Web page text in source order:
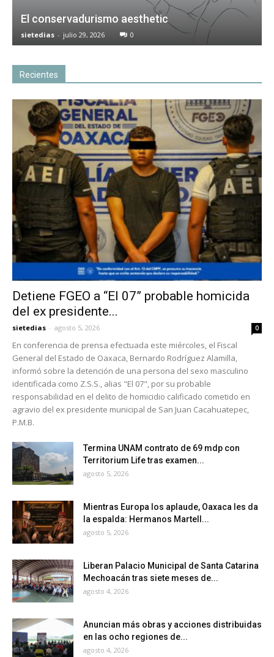
El conservadurismo aesthetic
sietedias - julio 29, 2026 0
Recientes
Detiene FGEO a “El 07” probable homicida
del ex presidente...
sietedias - agosto 5, 2026 0
En conferencia de prensa efectuada este miércoles, el Fiscal
General del Estado de Oaxaca, Bernardo Rodríguez Alamilla,
informó sobre la detención de una persona del sexo masculino
identificada como Z.S.S., alias "El 07", por su probable
responsabilidad en el delito de homicidio calificado cometido en
agravio del ex presidente municipal de San Juan Cacahuatepec,
P.M.B.
Termina UNAM contrato de 69 mdp con
Territorium Life tras examen...
agosto 5, 2026
Mientras Europa los aplaude, Oaxaca les da
la espalda: Hermanos Martell...
agosto 5, 2026
Liberan Palacio Municipal de Santa Catarina
Mechoacán tras siete meses de...
agosto 4, 2026
Anuncian más obras y acciones distribuidas
en las ocho regiones de...
agosto 4, 2026